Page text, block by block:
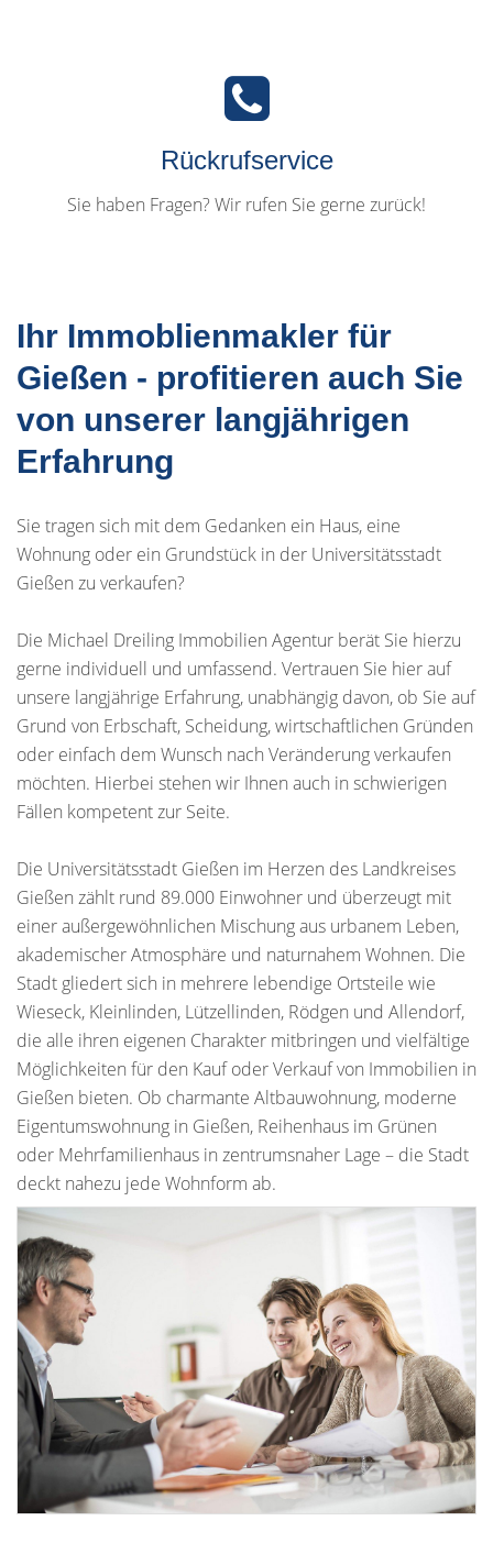
Rückrufservice
Sie haben Fragen? Wir rufen Sie gerne zurück!
Ihr Immoblienmakler für
Gießen - profitieren auch Sie
von unserer langjährigen
Erfahrung
Sie tragen sich mit dem Gedanken ein Haus, eine
Wohnung oder ein Grundstück in der Universitätsstadt
Gießen zu verkaufen?
Die Michael Dreiling Immobilien Agentur berät Sie hierzu
gerne individuell und umfassend. Vertrauen Sie hier auf
unsere langjährige Erfahrung, unabhängig davon, ob Sie auf
Grund von Erbschaft, Scheidung, wirtschaftlichen Gründen
oder einfach dem Wunsch nach Veränderung verkaufen
möchten. Hierbei stehen wir Ihnen auch in schwierigen
Fällen kompetent zur Seite.
Die Universitätsstadt Gießen im Herzen des Landkreises
Gießen zählt rund 89.000 Einwohner und überzeugt mit
einer außergewöhnlichen Mischung aus urbanem Leben,
akademischer Atmosphäre und naturnahem Wohnen. Die
Stadt gliedert sich in mehrere lebendige Ortsteile wie
Wieseck, Kleinlinden, Lützellinden, Rödgen und Allendorf,
die alle ihren eigenen Charakter mitbringen und vielfältige
Möglichkeiten für den Kauf oder Verkauf von Immobilien in
Gießen bieten. Ob charmante Altbauwohnung, moderne
Eigentumswohnung in Gießen, Reihenhaus im Grünen
oder Mehrfamilienhaus in zentrumsnaher Lage – die Stadt
deckt nahezu jede Wohnform ab.